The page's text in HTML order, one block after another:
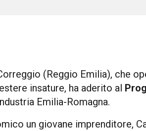
(Reggio Emilia), che
insature, ha aderito al
Emilia-Romagna.
un giovane imprenditore,